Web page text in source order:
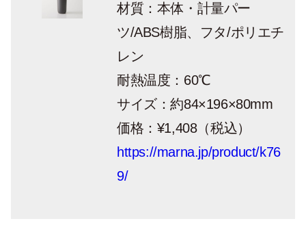
材質：本体・計量パー
ツ/ABS樹脂、フタ/ポリエチ
レン
耐熱温度：60℃
サイズ：約84×196×80mm
価格： ¥1,408（税込）
https://marna.jp/product/k76
9/